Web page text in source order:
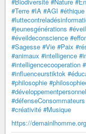
#Terre #IA #AGI #éthique
#jeunesgénérations
#éveildeconscience
#Sagesse #Vie #Paix
#animaux #intelligence
#intelligencecooperation
#influenceurstiktok
#philosophie
#développementpersonnel
#défenseConsommateurs
#créativité #Musique
https://demainlhomme.org